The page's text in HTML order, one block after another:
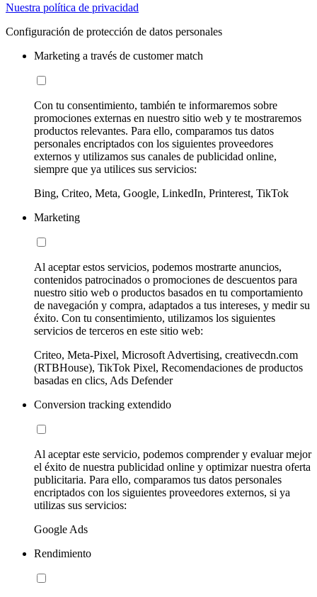
Nuestra política de privacidad
Configuración de protección de datos personales
Marketing a través de customer match
Con tu consentimiento, también te informaremos sobre
promociones externas en nuestro sitio web y te mostraremos
productos relevantes. Para ello, comparamos tus datos
personales encriptados con los siguientes proveedores
externos y utilizamos sus canales de publicidad online,
siempre que ya utilices sus servicios:
Bing, Criteo, Meta, Google, LinkedIn, Printerest, TikTok
Marketing
Al aceptar estos servicios, podemos mostrarte anuncios,
contenidos patrocinados o promociones de descuentos para
nuestro sitio web o productos basados en tu comportamiento
de navegación y compra, adaptados a tus intereses, y medir su
éxito. Con tu consentimiento, utilizamos los siguientes
servicios de terceros en este sitio web:
Criteo, Meta-Pixel, Microsoft Advertising, creativecdn.com
(RTBHouse), TikTok Pixel, Recomendaciones de productos
basadas en clics, Ads Defender
Conversion tracking extendido
Al aceptar este servicio, podemos comprender y evaluar mejor
el éxito de nuestra publicidad online y optimizar nuestra oferta
publicitaria. Para ello, comparamos tus datos personales
encriptados con los siguientes proveedores externos, si ya
utilizas sus servicios:
Google Ads
Rendimiento